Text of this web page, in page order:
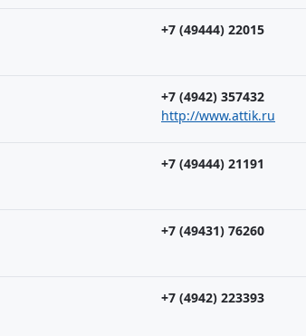
+7 (49444) 22015
+7 (4942) 357432
http://www.attik.ru
+7 (49444) 21191
+7 (49431) 76260
+7 (4942) 223393